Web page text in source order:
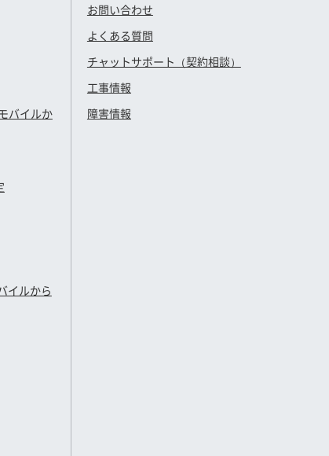
バイルか
イルから
お問い合わせ
よくある質問
チャットサポート（契約相談）
工事情報
障害情報